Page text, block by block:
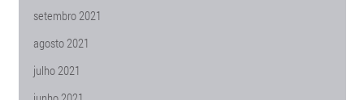
setembro 2021
agosto 2021
julho 2021